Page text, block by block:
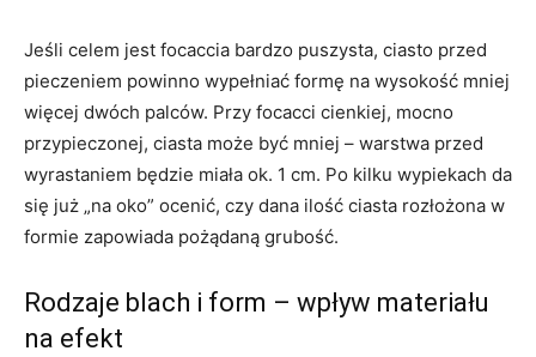
Jeśli celem jest focaccia bardzo puszysta, ciasto przed
pieczeniem powinno wypełniać formę na wysokość mniej
więcej dwóch palców. Przy focacci cienkiej, mocno
przypieczonej, ciasta może być mniej – warstwa przed
wyrastaniem będzie miała ok. 1 cm. Po kilku wypiekach da
się już „na oko” ocenić, czy dana ilość ciasta rozłożona w
formie zapowiada pożądaną grubość.
Rodzaje blach i form – wpływ materiału
na efekt